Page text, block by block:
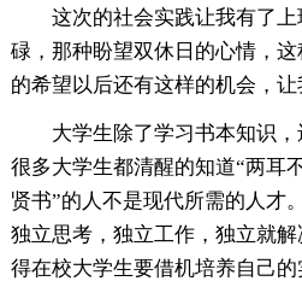
这次的社会实践让我有了
碌，那种盼望双休日的心情，
的希望以后还有这样的机会，让
大学生除了学习书本知识
很多大学生都清醒的知道“两耳
贤书”的人不是现代所需的人才
独立思考，独立工作，独立就
得在校大学生要借机培养自己